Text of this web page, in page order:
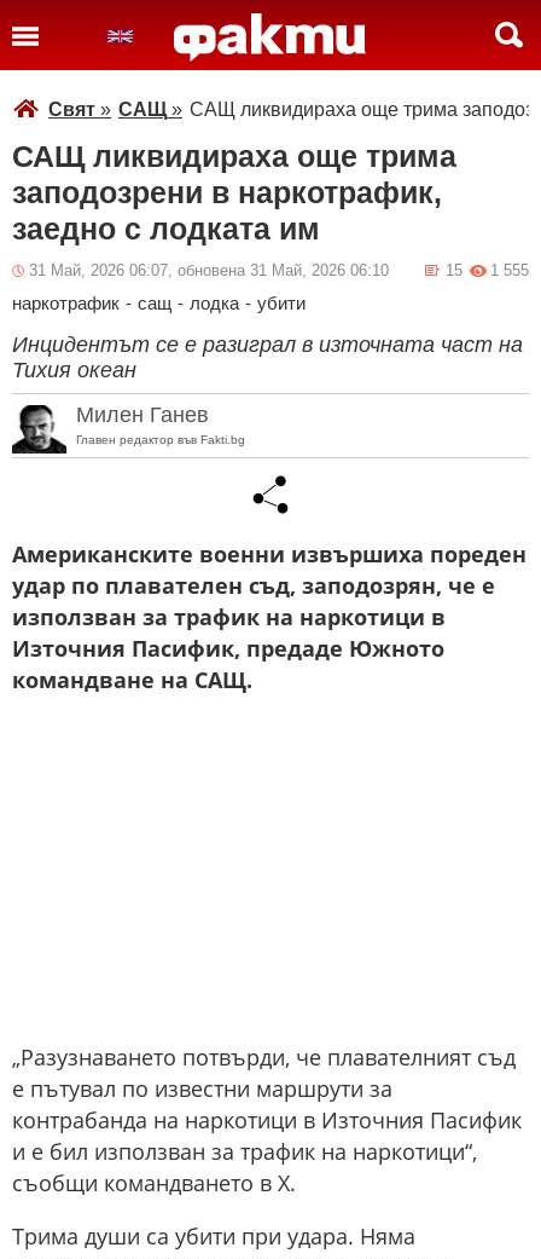
Свят » САЩ» САЩ ликвидираха още трима
САЩ ликвидираха още трима
заподозрени в наркотрафик,
заедно с лодката им
31 Май, 2026 06:07, обновена 31 Май, 2026 06:10 1 555
15
наркотрафик - сащ - лодка - убити
Инцидентът се е разиграл в източната част на
Тихия океан
Милен Ганев
Главен редактор във Fakti.bg
Американските военни извършиха пореден
удар по плавателен съд, заподозрян, че е
използван за трафик на наркотици в
Източния Пасифик, предаде Южното
командване на САЩ.
„Разузнаването потвърди, че плавателният съд
е пътувал по известни маршрути за
контрабанда на наркотици в Източния Пасифик
и е бил използван за трафик на наркотици“,
съобщи командването в X.
Трима души са убити при удара. Няма